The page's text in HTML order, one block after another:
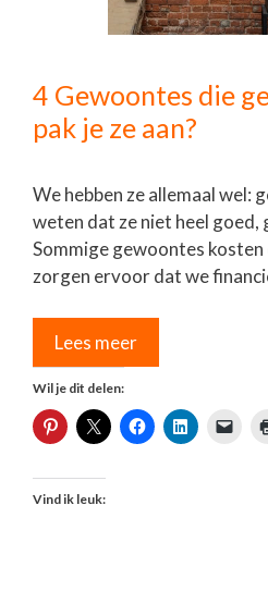
4 Gewoontes die
pak je ze aan?
We hebben ze allemaal wel:
weten dat ze niet heel goed,
Sommige gewoontes kosten
zorgen ervoor dat we
Lees meer
Wil je dit delen:
Vind ik leuk: